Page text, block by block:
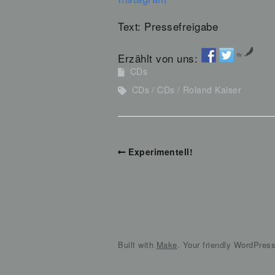
Text: Pressefreigabe
Erzählt von uns: by
CDs
CDs
CDs Roland Kaiser
Experimentell!
Built with Make . Your friendly